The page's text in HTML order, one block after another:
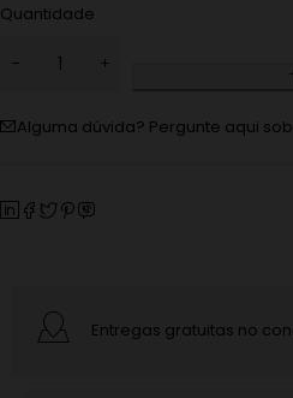
Quantidade
Alguma dúvida? Pergunte aqui
Entregas gratuitas no